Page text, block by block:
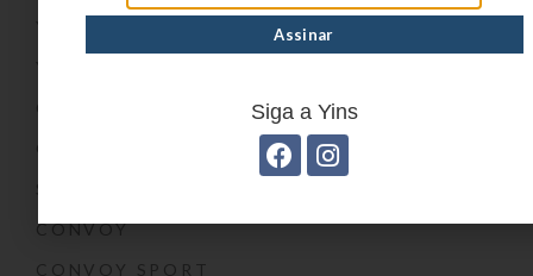
CONVOY
CONVOY SPORT
Siga a Yins